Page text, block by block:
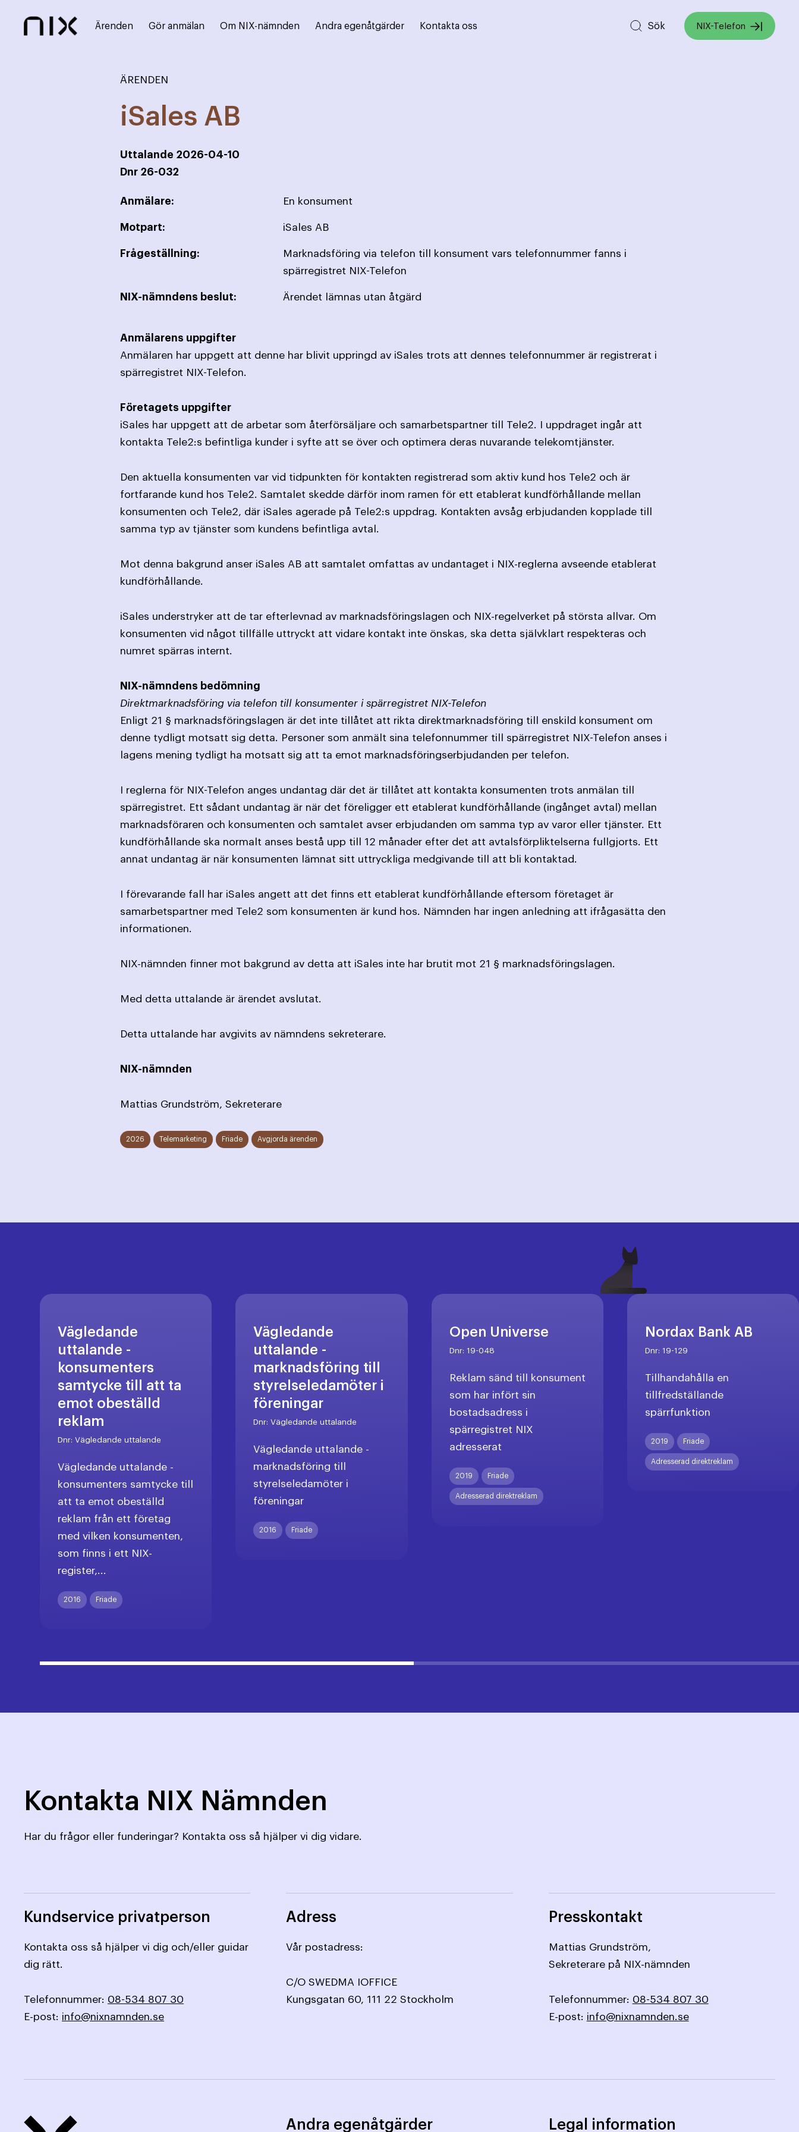
Ärenden Gör anmälan Om NIX-nämnden Andra egenåtgärder Kontakta oss Sök NIX-Telefon
ÄRENDEN
iSales AB
Uttalande 2026-04-10
Dnr 26-032
Anmälare: En konsument
Motpart: iSales AB
Frågeställning:
Marknadsföring via telefon till konsument vars telefonnummer fanns i
spärregistret NIX-Telefon
NIX-nämndens beslut: Ärendet lämnas utan åtgärd
Anmälarens uppgifter
Anmälaren har uppgett att denne har blivit uppringd av iSales trots att dennes telefonnummer är registrerat i
spärregistret NIX-Telefon.
Företagets uppgifter
iSales har uppgett att de arbetar som återförsäljare och samarbetspartner till Tele2. I uppdraget ingår att
kontakta Tele2:s befintliga kunder i syfte att se över och optimera deras nuvarande telekomtjänster.
Den aktuella konsumenten var vid tidpunkten för kontakten registrerad som aktiv kund hos Tele2 och är
fortfarande kund hos Tele2. Samtalet skedde därför inom ramen för ett etablerat kundförhållande mellan
konsumenten och Tele2, där iSales agerade på Tele2:s uppdrag. Kontakten avsåg erbjudanden kopplade till
samma typ av tjänster som kundens befintliga avtal.
Mot denna bakgrund anser iSales AB att samtalet omfattas av undantaget i NIX-reglerna avseende etablerat
kundförhållande.
iSales understryker att de tar efterlevnad av marknadsföringslagen och NIX-regelverket på största allvar. Om
konsumenten vid något tillfälle uttryckt att vidare kontakt inte önskas, ska detta självklart respekteras och
numret spärras internt.
NIX-nämndens bedömning
Direktmarknadsföring via telefon till konsumenter i spärregistret NIX-Telefon
Enligt 21 § marknadsföringslagen är det inte tillåtet att rikta direktmarknadsföring till enskild konsument om
denne tydligt motsatt sig detta. Personer som anmält sina telefonnummer till spärregistret NIX-Telefon anses i
lagens mening tydligt ha motsatt sig att ta emot marknadsföringserbjudanden per telefon.
I reglerna för NIX-Telefon anges undantag där det är tillåtet att kontakta konsumenten trots anmälan till
spärregistret. Ett sådant undantag är när det föreligger ett etablerat kundförhållande (ingånget avtal) mellan
marknadsföraren och konsumenten och samtalet avser erbjudanden om samma typ av varor eller tjänster. Ett
kundförhållande ska normalt anses bestå upp till 12 månader efter det att avtalsförpliktelserna fullgjorts. Ett
annat undantag är när konsumenten lämnat sitt uttryckliga medgivande till att bli kontaktad.
I förevarande fall har iSales angett att det finns ett etablerat kundförhållande eftersom företaget är
samarbetspartner med Tele2 som konsumenten är kund hos. Nämnden har ingen anledning att ifrågasätta den
informationen.
NIX-nämnden finner mot bakgrund av detta att iSales inte har brutit mot 21 § marknadsföringslagen.
Med detta uttalande är ärendet avslutat.
Detta uttalande har avgivits av nämndens sekreterare.
NIX-nämnden
Mattias Grundström, Sekreterare
2026 Telemarketing Friade Avgjorda ärenden
Vägledande
uttalande -
konsumenters
samtycke till att ta
emot obeställd
reklam
Dnr:Vägledande uttalande
Vägledande uttalande -
konsumenters samtycke till
att ta emot obeställd
reklam från ett företag
med vilken konsumenten,
som finns i ett NIX-
register,...
2016 Friade
Vägledande
uttalande -
marknadsföring till
styrelseledamöter i
föreningar
Dnr:Vägledande uttalande
Vägledande uttalande -
marknadsföring till
styrelseledamöter i
föreningar
2016 Friade
Open Universe
Dnr: 19-048
Reklam sänd till konsument
som har infört sin
bostadsadress i
spärregistret NIX
adresserat
2019 Friade
Adresserad direktreklam
Nordax Bank AB
Dnr: 19-129
Tillhandahålla en
tillfredställande
spärrfunktion
2019 Friade
Adresserad direktreklam
Kontakta NIX Nämnden
Har du frågor eller funderingar? Kontakta oss så hjälper vi dig vidare.
Kundservice privatperson
Kontakta oss så hjälper vi dig och/eller guidar
dig rätt.
Telefonnummer: 08-534 807 30
E-post: info@nixnamnden.se
Adress
Vår postadress:
C/O SWEDMA IOFFICE
Kungsgatan 60, 111 22 Stockholm
Presskontakt
Mattias Grundström,
Sekreterare på NIX-nämnden
Telefonnummer: 08-534 807 30
E-post: info@nixnamnden.se
Andra egenåtgärder Legal information